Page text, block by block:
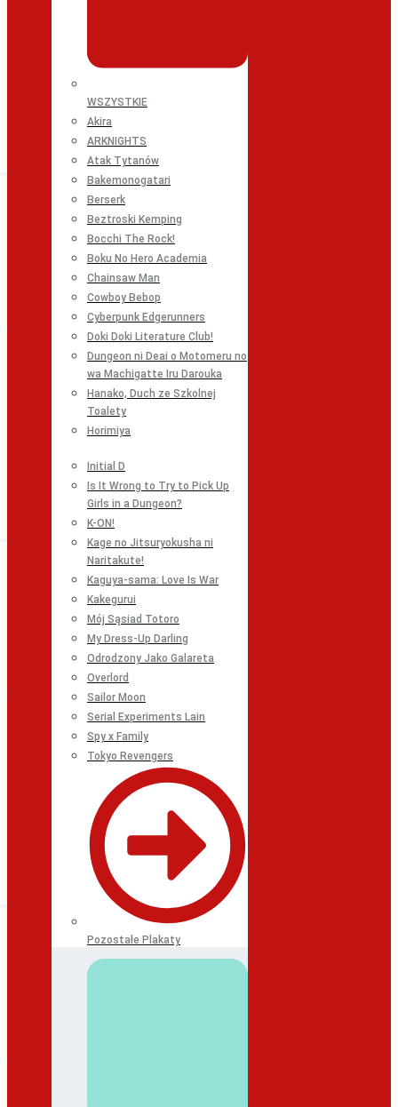
WSZYSTKIE
Akira
ARKNIGHTS
Atak Tytanów
Bakemonogatari
Berserk
Beztroski Kemping
Bocchi The Rock!
Boku No Hero Academia
Chainsaw Man
Cowboy Bebop
Cyberpunk Edgerunners
Doki Doki Literature Club!
Dungeon ni Deai o Motomeru no
wa Machigatte Iru Darouka
Hanako, Duch ze Szkolnej
Toalety
Horimiya
Initial D
Is It Wrong to Try to Pick Up
Girls in a Dungeon?
K-ON!
Kage no Jitsuryokusha ni
Naritakute!
Kaguya-sama: Love Is War
Kakegurui
Mój Sąsiad Totoro
My Dress-Up Darling
Odrodzony Jako Galareta
Overlord
Sailor Moon
Serial Experiments Lain
Spy x Family
Tokyo Revengers
Pozostałe Plakaty